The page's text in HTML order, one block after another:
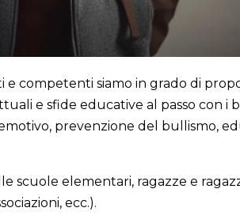
e competenti siamo in grado di
e sfide educative al passo con i
prevenzione del bullismo,
scuole elementari, ragazze e
ecc.).